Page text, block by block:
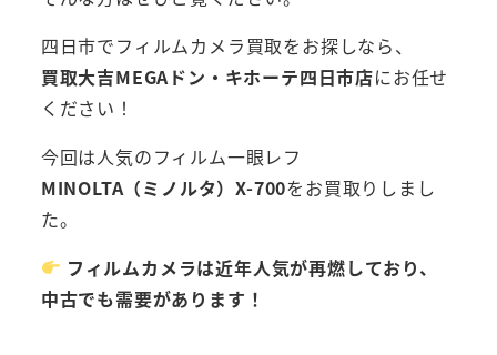
四日市でフィルムカメラ買取をお探しなら、
買取大吉MEGAドン・キホーテ四日市店にお任せ
ください！
今回は人気のフィルム一眼レフ
MINOLTA（ミノルタ）X-700をお買取りしまし
た。
フィルムカメラは近年人気が再燃しており、
中古でも需要があります！